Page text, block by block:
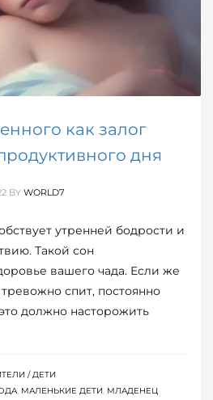
как залог
дня
BY WORLD7
утренней бодрости и
Такой сон
вашего чада. Если же
спит, постоянно
должно насторожить
/ ДЕТИ
, МАЛЕНЬКИЕ ДЕТИ, МЛАДЕНЕЦ